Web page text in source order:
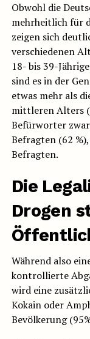
Obwohl die
mehrheitlich für
zeigen sich
verschiedenen
18- bis 39-
sind es in der
etwas mehr als
mittleren Alters
Befürworter
Befragten (62
Befragten.
Die
Drogen
Während also
kontrollierte
wird eine
Kokain oder
Bevölkerung